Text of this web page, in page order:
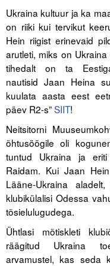
Arvamus
Viidad
ICC WBO
ICC komisjonid
Digiraamatukogu
Juhendid ja väljaanded
Videod
Kontakt
Liitu meililistiga
Oskusteave
Ukraina kultuur ja ka
on riiki kui tervikut
Hein riigist erinevaid
arutleti, miks on
tihedalt on ta
nautisid Jaan Heina
kuulata aasta eest
päev R2-s”SIIT!
Neitsitorni
õhtusöögile oli
tuntud Ukraina ja
Raidam. Kui Jaan
Lääne-Ukraina
klubikülalisi Odessa
tõsielulugudega.
Ühtlasi mõtiskleti
räägitud Ukraina
arvamustel, kas seda